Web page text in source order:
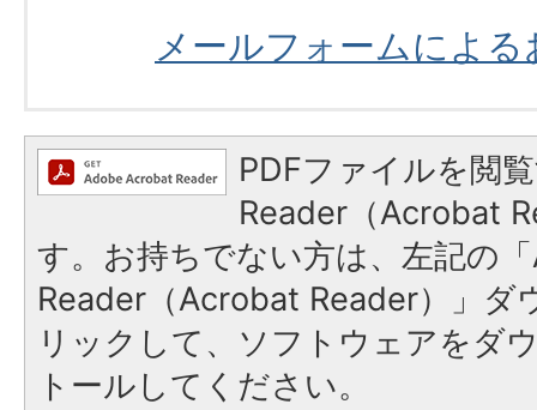
メールフォームによ
PDFファイルを閲
Reader（Acrobat
す。お持ちでない方は、左記の
Reader（Acrobat Reader）」ダ
リックして、ソフトウェアをダ
トールしてください。